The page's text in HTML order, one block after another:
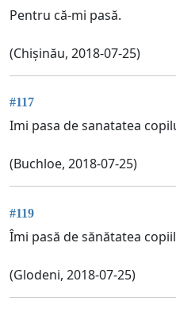
Pentru că-mi pasă.
(Chișinău, 2018-07-25)
#117
Imi pasa de sanatatea
(Buchloe, 2018-07-25)
#119
Îmi pasă de sănătatea
(Glodeni, 2018-07-25)